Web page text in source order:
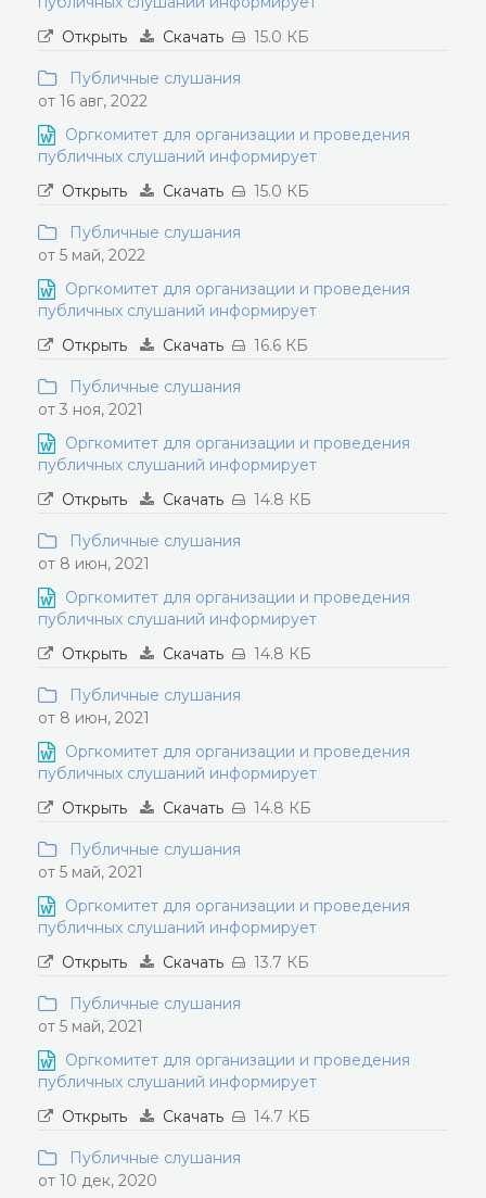
Открыть
Скачать 15.0 КБ
Публичные слушания
от 16 авг, 2022
Оргкомитет для организации и проведения
публичных слушаний информирует
Открыть
Скачать 15.0 КБ
Публичные слушания
от 5 май, 2022
Оргкомитет для организации и проведения
публичных слушаний информирует
Открыть
Скачать 16.6 КБ
Публичные слушания
от 3 ноя, 2021
Оргкомитет для организации и проведения
публичных слушаний информирует
Открыть
Скачать 14.8 КБ
Публичные слушания
от 8 июн, 2021
Оргкомитет для организации и проведения
публичных слушаний информирует
Открыть
Скачать 14.8 КБ
Публичные слушания
от 8 июн, 2021
Оргкомитет для организации и проведения
публичных слушаний информирует
Открыть
Скачать 14.8 КБ
Публичные слушания
от 5 май, 2021
Оргкомитет для организации и проведения
публичных слушаний информирует
Открыть
Скачать 13.7 КБ
Публичные слушания
от 5 май, 2021
Оргкомитет для организации и проведения
публичных слушаний информирует
Открыть
Скачать 14.7 КБ
Публичные слушания
от 10 дек, 2020